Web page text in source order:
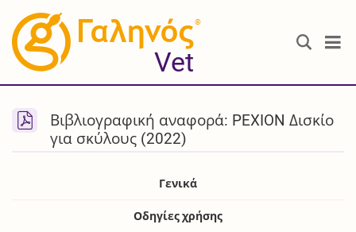
®
Vet
Βιβλιογραφική αναφορά: PEXION Δισκίο
για σκύλους (2022)
Γενικά
Οδηγίες χρήσης